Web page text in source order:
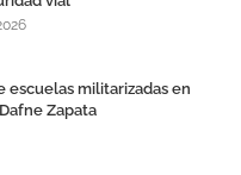
escuelas militarizadas en
Zapata